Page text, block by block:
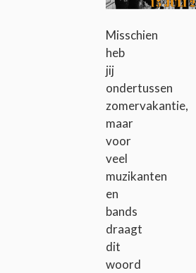
Misschien
heb
jij
ondertussen
zomervakantie,
maar
voor
veel
muzikanten
en
bands
draagt
dit
woord